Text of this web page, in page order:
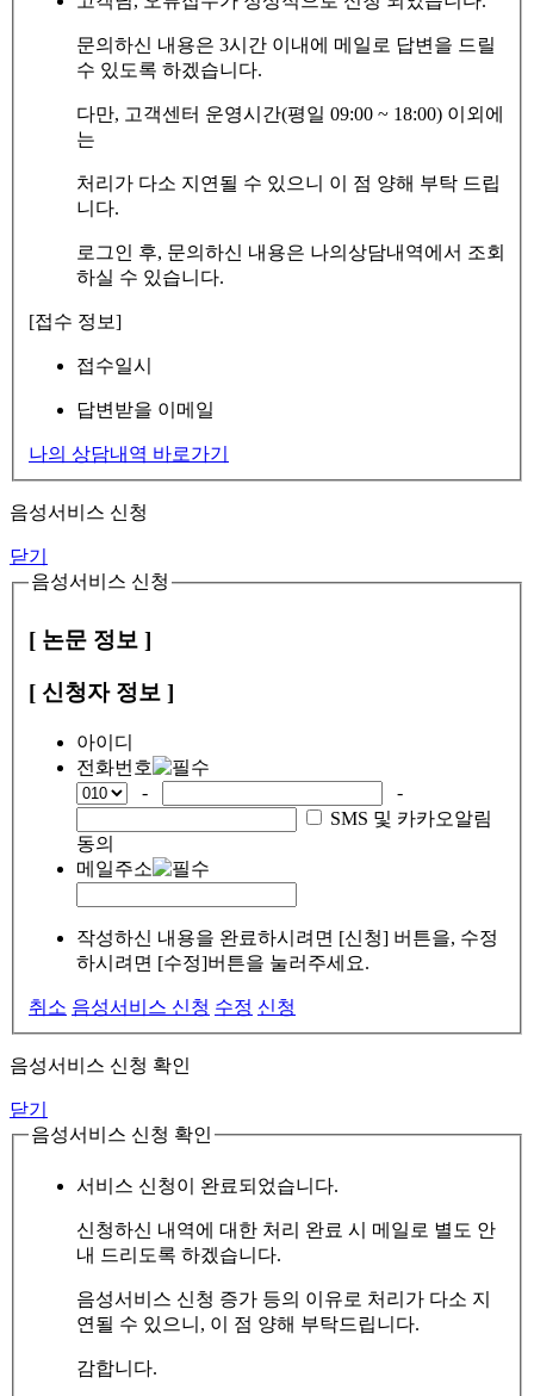
문의하신 내용은 3시간 이내에 메일로 답변을 드릴
수 있도록 하겠습니다.
다만, 고객센터 운영시간(평일 09:00 ~ 18:00) 이외에
는
처리가 다소 지연될 수 있으니 이 점 양해 부탁 드립
니다.
로그인 후, 문의하신 내용은 나의상담내역에서 조회
하실 수 있습니다.
[접수 정보]
접수일시
답변받을 이메일
나의 상담내역 바로가기
음성서비스 신청
닫기
음성서비스 신청
[ 논문 정보 ]
[ 신청자 정보 ]
아이디
전화번호
-
-
SMS 및 카카오알림
동의
메일주소
작성하신 내용을 완료하시려면 [신청] 버튼을, 수정
하시려면 [수정]버튼을 눌러주세요.
취소 음성서비스 신청 수정 신청
음성서비스 신청 확인
닫기
음성서비스 신청 확인
서비스 신청이 완료되었습니다.
신청하신 내역에 대한 처리 완료 시 메일로 별도 안
내 드리도록 하겠습니다.
음성서비스 신청 증가 등의 이유로 처리가 다소 지
연될 수 있으니, 이 점 양해 부탁드립니다.
감합니다.